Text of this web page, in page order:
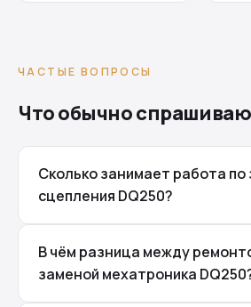
ЧАСТЫЕ ВОПРОСЫ
Что обычно
Сколько занимает работа по
сцепления DQ250?
В чём разница между
заменой мехатроника